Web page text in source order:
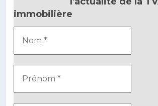
immobilière